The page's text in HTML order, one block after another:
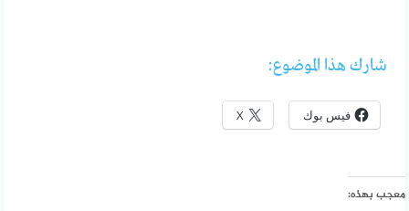
شارك هذا الموضوع:
فيس بوك X
معجب بهذه: